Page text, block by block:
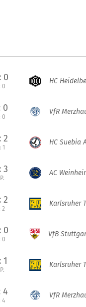
0
0
HC
0
0
VfR
2
1
HC Suebia
3 AC
2
2
Karlsruher
0
0
VfB
1 Karlsruher
4
4
VfR